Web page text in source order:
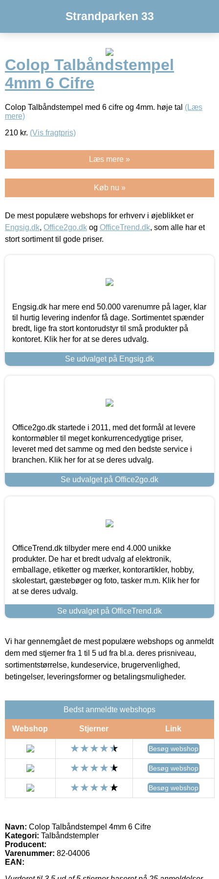
Strandparken 33
Colop Talbåndstempel
4mm 6 Cifre
Colop Talbåndstempel med 6 cifre og 4mm. høje tal (Læs
mere)
210 kr. (Vis fragtpris)
Læs mere »
Køb nu »
De mest populære webshops for erhverv i øjeblikket er
Engsig.dk, Office2go.dk og OfficeTrend.dk, som alle har et
stort sortiment til gode priser.
Engsig.dk har mere end 50.000 varenumre på lager, klar
til hurtig levering indenfor få dage. Sortimentet spænder
bredt, lige fra stort kontorudstyr til små produkter på
kontoret. Klik her for at se deres udvalg.
Se udvalget på Engsig.dk
Office2go.dk startede i 2011, med det formål at levere
kontormøbler til meget konkurrencedygtige priser,
leveret med det samme og med den bedste service i
branchen. Klik her for at se deres udvalg.
Se udvalget på Office2go.dk
OfficeTrend.dk tilbyder mere end 4.000 unikke
produkter. De har et bredt udvalg af elektronik,
emballage, etiketter og mærker, kontorartikler, hobby,
skolestart, gæstebøger og foto, tasker m.m. Klik her for
at se deres udvalg.
Se udvalget på OfficeTrend.dk
Vi har gennemgået de mest populære webshops og anmeldt
dem med stjerner fra 1 til 5 ud fra bl.a. deres prisniveau,
sortimentstørrelse, kundeservice, brugervenlighed,
betingelser, leveringsformer og betalingsmuligheder.
Bedst anmeldte webshops
Webshop Stjerner Link
Besøg webshop
Besøg webshop
Besøg webshop
Navn: Colop Talbåndstempel 4mm 6 Cifre
Kategori: Talbåndstempler
Producent:
Varenummer: 82-04006
EAN: